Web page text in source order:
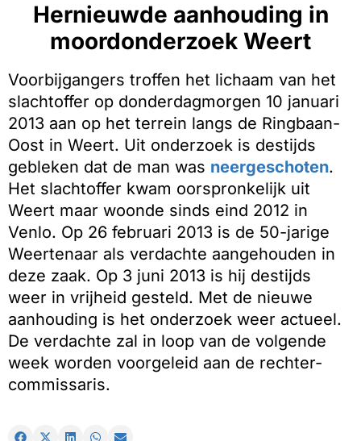
Hernieuwde aanhouding in
moordonderzoek Weert
Voorbijgangers troffen het lichaam van het
slachtoffer op donderdagmorgen 10 januari
2013 aan op het terrein langs de Ringbaan-
Oost in Weert. Uit onderzoek is destijds
gebleken dat de man was neergeschoten.
Het slachtoffer kwam oorspronkelijk uit
Weert maar woonde sinds eind 2012 in
Venlo. Op 26 februari 2013 is de 50-jarige
Weertenaar als verdachte aangehouden in
deze zaak. Op 3 juni 2013 is hij destijds
weer in vrijheid gesteld. Met de nieuwe
aanhouding is het onderzoek weer actueel.
De verdachte zal in loop van de volgende
week worden voorgeleid aan de rechter-
commissaris.